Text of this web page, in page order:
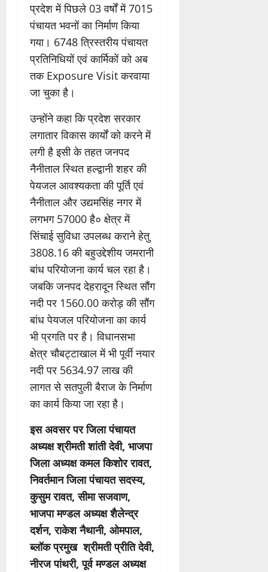
प्रदेश में पिछले 03 वर्षों में 7015
पंचायत भवनों का निर्माण किया
गया। 6748 त्रिस्तरीय पंचायत
प्रतिनिधियों एवं कार्मिकों को अब
तक Exposure Visit करवाया
जा चुका है।
उन्होंने कहा कि प्रदेश सरकार
लगातार विकास कार्यों को करने में
लगी है इसी के तहत जनपद
नैनीताल स्थित हल्द्वानी शहर की
पेयजल आवश्यकता की पूर्ति एवं
नैनीताल और उद्यमसिंह नगर में
लगभग 57000 है० क्षेत्र में
सिंचाई सुविधा उपलब्ध कराने हेतु
3808.16 की बहुउद्देशीय जमरानी
बांध परियोजना कार्य चल रहा है।
जबकि जनपद देहरादून स्थित सौंग
नदी पर 1560.00 करोड़ की सौंग
बांध पेयजल परियोजना का कार्य
भी प्रगति पर है। विधानसभा
क्षेत्र चौबट्टाखाल में भी पूर्वी नयार
नदी पर 5634.97 लाख की
लागत से सतपुली बैराज के निर्माण
का कार्य किया जा रहा है।
इस अवसर पर जिला पंचायत
अध्यक्ष श्रीमती शांती देवी, भाजपा
जिला अध्यक्ष कमल किशोर रावत,
निवर्तमान जिला पंचायत सदस्य,
कुसुम रावत, सीमा सजवाण,
भाजपा मण्डल अध्यक्ष शैलेन्द्र
दर्शन, राकेश नैथानी, ओमपाल,
ब्लॉक प्रमुख श्रीमती प्रीति देवी,
नीरज पांथरी, पूर्व मण्डल अध्यक्ष